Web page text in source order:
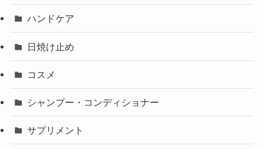
ハンドケア
日焼け止め
コスメ
シャンプー・コンディショナー
サプリメント